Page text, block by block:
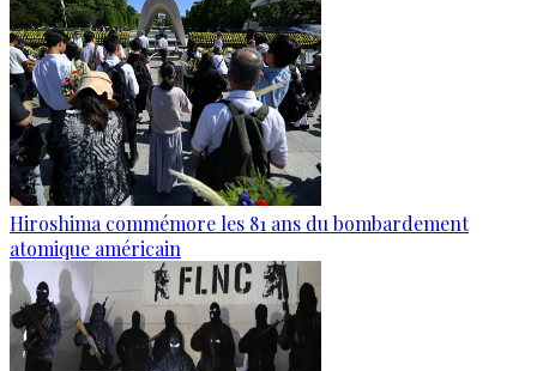
Hiroshima commémore les 81 ans du bombardement
atomique américain